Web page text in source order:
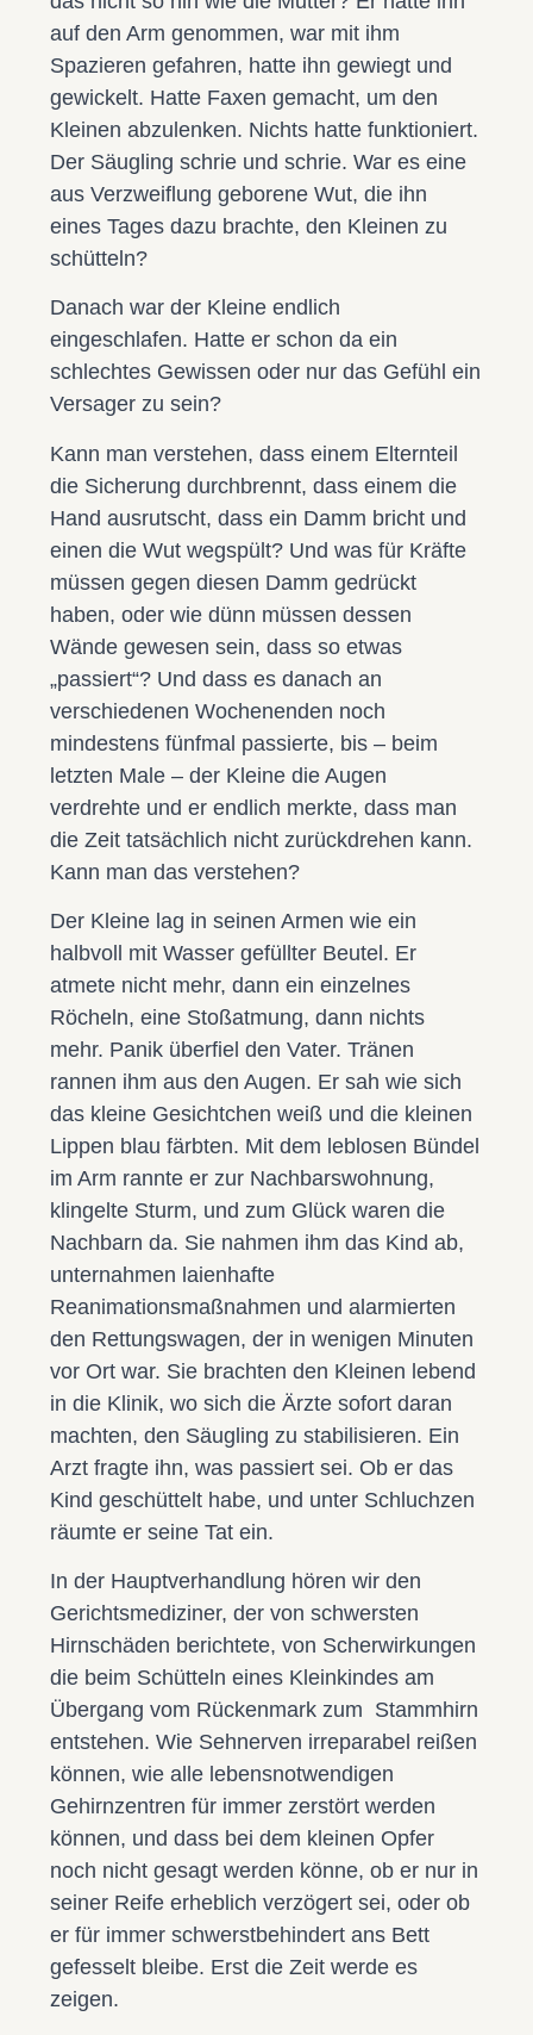
auf den Arm genommen, war mit ihm
Spazieren gefahren, hatte ihn gewiegt und
gewickelt. Hatte Faxen gemacht, um den
Kleinen abzulenken. Nichts hatte funktioniert.
Der Säugling schrie und schrie. War es eine
aus Verzweiflung geborene Wut, die ihn
eines Tages dazu brachte, den Kleinen zu
schütteln?
Danach war der Kleine endlich
eingeschlafen. Hatte er schon da ein
schlechtes Gewissen oder nur das Gefühl ein
Versager zu sein?
Kann man verstehen, dass einem Elternteil
die Sicherung durchbrennt, dass einem die
Hand ausrutscht, dass ein Damm bricht und
einen die Wut wegspült? Und was für Kräfte
müssen gegen diesen Damm gedrückt
haben, oder wie dünn müssen dessen
Wände gewesen sein, dass so etwas
„passiert“? Und dass es danach an
verschiedenen Wochenenden noch
mindestens fünfmal passierte, bis – beim
letzten Male – der Kleine die Augen
verdrehte und er endlich merkte, dass man
die Zeit tatsächlich nicht zurückdrehen kann.
Kann man das verstehen?
Der Kleine lag in seinen Armen wie ein
halbvoll mit Wasser gefüllter Beutel. Er
atmete nicht mehr, dann ein einzelnes
Röcheln, eine Stoßatmung, dann nichts
mehr. Panik überfiel den Vater. Tränen
rannen ihm aus den Augen. Er sah wie sich
das kleine Gesichtchen weiß und die kleinen
Lippen blau färbten. Mit dem leblosen Bündel
im Arm rannte er zur Nachbarswohnung,
klingelte Sturm, und zum Glück waren die
Nachbarn da. Sie nahmen ihm das Kind ab,
unternahmen laienhafte
Reanimationsmaßnahmen und alarmierten
den Rettungswagen, der in wenigen Minuten
vor Ort war. Sie brachten den Kleinen lebend
in die Klinik, wo sich die Ärzte sofort daran
machten, den Säugling zu stabilisieren. Ein
Arzt fragte ihn, was passiert sei. Ob er das
Kind geschüttelt habe, und unter Schluchzen
räumte er seine Tat ein.
In der Hauptverhandlung hören wir den
Gerichtsmediziner, der von schwersten
Hirnschäden berichtete, von Scherwirkungen
die beim Schütteln eines Kleinkindes am
Übergang vom Rückenmark zum Stammhirn
entstehen. Wie Sehnerven irreparabel reißen
können, wie alle lebensnotwendigen
Gehirnzentren für immer zerstört werden
können, und dass bei dem kleinen Opfer
noch nicht gesagt werden könne, ob er nur in
seiner Reife erheblich verzögert sei, oder ob
er für immer schwerstbehindert ans Bett
gefesselt bleibe. Erst die Zeit werde es
zeigen.